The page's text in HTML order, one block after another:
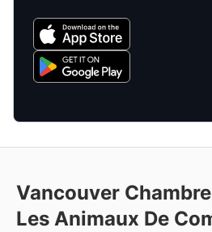
Vancouver
Les Animaux De